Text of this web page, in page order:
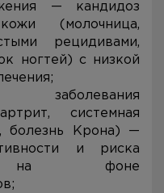
— кандидоз
(молочница,
рецидивами,
ногтей) с низкой
заболевания
системная
болезнь Крона) —
и риска
на фоне